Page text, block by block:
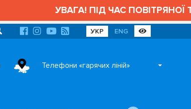
УВАГА! ПІД ЧАС ПОВІТРЯНОЇ
УКР ENG
Телефони «гарячих ліній»